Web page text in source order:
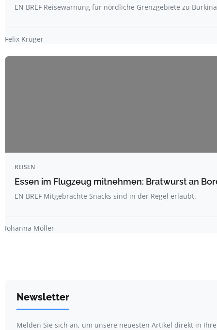
EN BREF Reisewarnung für nördliche Grenzgebiete zu
Felix Krüger
REISEN
Essen im Flugzeug mitnehmen: Bratwurst an
EN BREF Mitgebrachte Snacks sind in der Regel erlaubt.
Johanna Möller
Newsletter
Melden Sie sich an, um unsere neuesten Artikel direkt in